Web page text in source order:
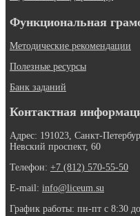
Функциональная
Методические рекомендации
Полезные ресурсы
Банк заданий
Контактная
Адрес: 191023, Санкт-
Невский проспект, 60
Телефон: +7 (812) 570-55-50
E-mail: info@liceum.su
График работы: пн-пт с 8:30